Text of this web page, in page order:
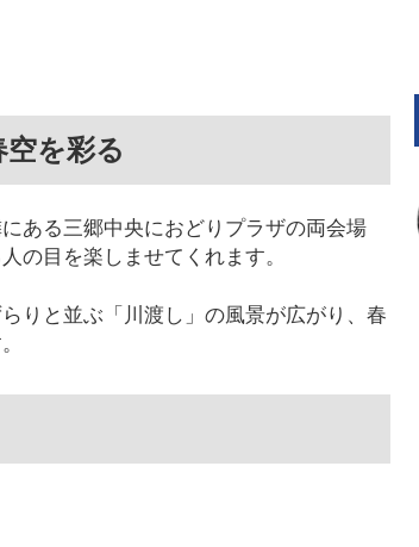
を彩る
ある三郷中央におどりプラザの両会場
の目を楽しませてくれます。
りと並ぶ「川渡し」の風景が広がり、春